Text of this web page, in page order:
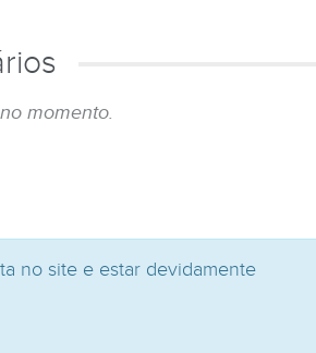
momento.
no site e estar devidamente